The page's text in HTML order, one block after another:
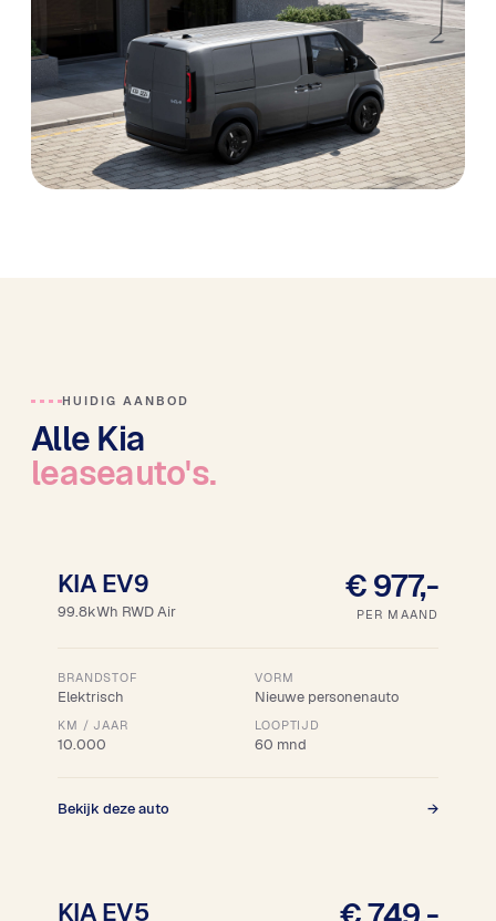
HUIDIG AANBOD
Alle Kia
leaseauto's.
KIA EV9
99.8kWh RWD Air
€ 977,-
PER MAAND
BRANDSTOF
Elektrisch
VORM
Nieuwe personenauto
KM / JAAR
10.000
LOOPTIJD
60 mnd
Bekijk deze auto →
KIA EV5